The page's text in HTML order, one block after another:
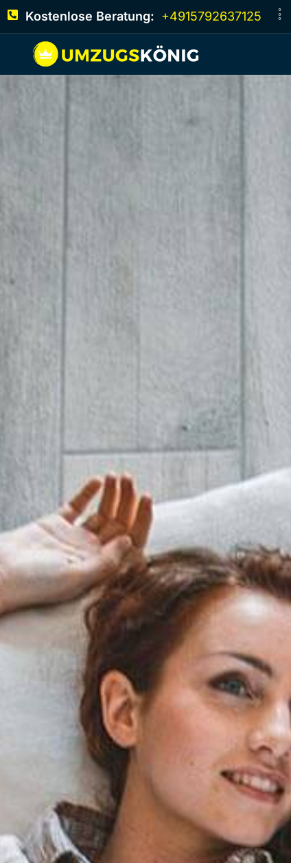
Kostenlose Beratung: +4915792637125